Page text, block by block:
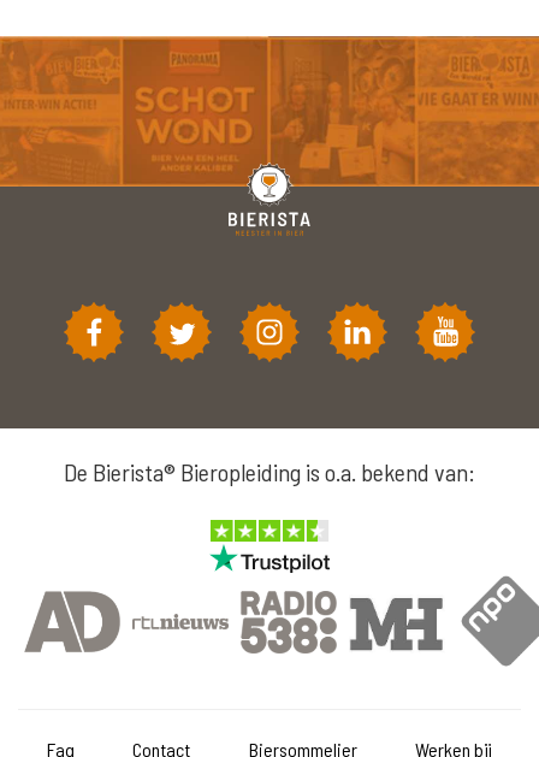
De Bierista® Bieropleiding is o.a. bekend van:
Faq Contact Biersommelier Werken bij